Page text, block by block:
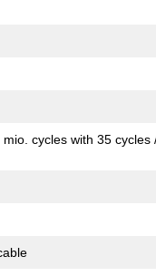
cycles with 35 cycles